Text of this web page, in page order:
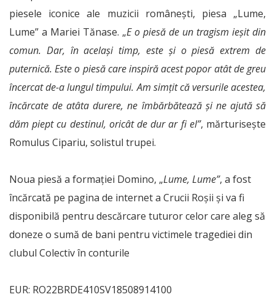
piesele iconice ale muzicii românești, piesa „Lume,
Lume” a Mariei Tănase. „E o piesă de un tragism ieșit din
comun. Dar, în același timp, este și o piesă extrem de
puternică. Este o piesă care inspiră acest popor atât de greu
încercat de-a lungul timpului. Am simțit că versurile acestea,
încărcate de atâta durere, ne îmbărbătează și ne ajută să
dăm piept cu destinul, oricât de dur ar fi el”, mărturiseşte
Romulus Cipariu, solistul trupei.
Noua piesă a formației Domino, „Lume, Lume”, a fost
încărcată pe pagina de internet a Crucii Roșii și va fi
disponibilă pentru descărcare tuturor celor care aleg să
doneze o sumă de bani pentru victimele tragediei din
clubul Colectiv în conturile
EUR: RO22BRDE410SV18508914100